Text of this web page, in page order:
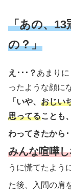
「あの、13
の？」
え･･･？ あまり
ったような顔に
「いや、 おじい
思ってることも、
わってきたから･
みんな喧嘩
うに慌てたよう
た後、入間の肩